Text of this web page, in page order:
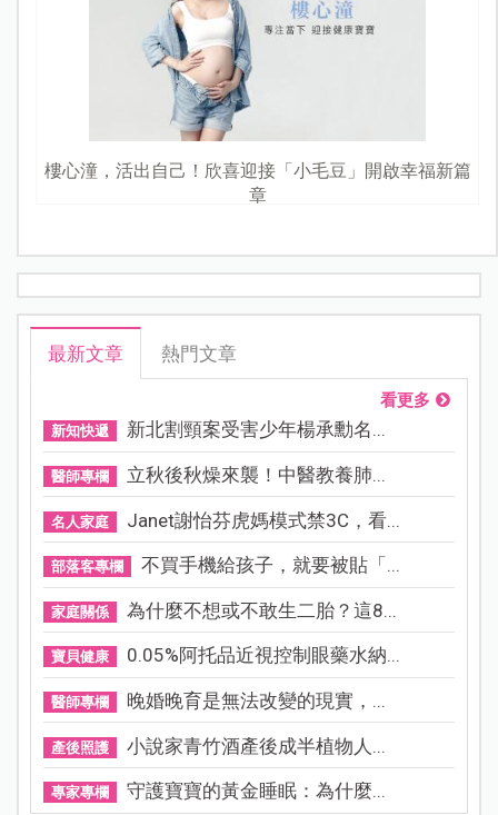
樓心潼，活出自己！欣喜迎接「小毛豆」開啟幸福新篇
章
最新文章 熱門文章
看更多
新知快遞 新北割頸案受害少年楊承勳名...
醫師專欄 立秋後秋燥來襲！中醫教養肺...
名人家庭 Janet謝怡芬虎媽模式禁3C，看...
部落客專欄 不買手機給孩子，就要被貼「...
家庭關係 為什麼不想或不敢生二胎？這8...
寶貝健康 0.05%阿托品近視控制眼藥水納...
醫師專欄 晚婚晚育是無法改變的現實，...
產後照護 小說家青竹酒產後成半植物人...
專家專欄 守護寶寶的黃金睡眠：為什麼...